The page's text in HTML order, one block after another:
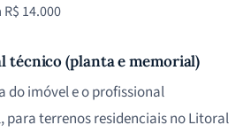
14.000
técnico (planta e memorial)
do imóvel e o profissional
terrenos residenciais no Litoral